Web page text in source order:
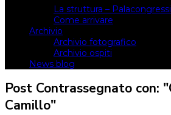
La struttura – Palacongressi
Come arrivare
Archivio
Archivio fotografico
Archivio ospiti
News blog
Post Contrassegnato con:
Camillo"